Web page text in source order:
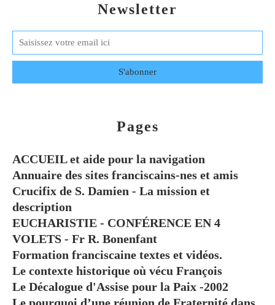
Newsletter
Pages
ACCUEIL et aide pour la navigation
Annuaire des sites franciscains-nes et amis
Crucifix de S. Damien - La mission et
description
EUCHARISTIE - CONFÉRENCE EN 4
VOLETS - Fr R. Bonenfant
Formation franciscaine textes et vidéos.
Le contexte historique où vécu François
Le Décalogue d'Assise pour la Paix -2002